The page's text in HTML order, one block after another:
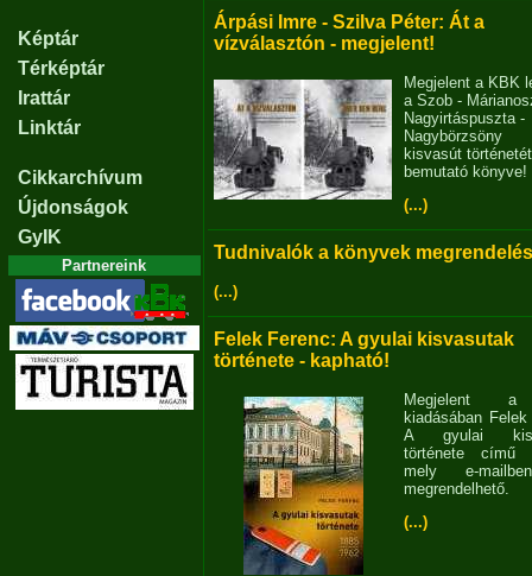
Képtár
Térképtár
Irattár
Linktár
Cikkarchívum
Újdonságok
GyIK
Partnereink
Árpási Imre - Szilva Péter: Át a
vízválasztón - megjelent!
Megjelent a KBK
a Szob -
Nagyirtáspuszta -
Nagybörzsöny
kisvasút történetét
bemutató könyve!
(...)
Tudnivalók a könyvek
(...)
Felek Ferenc: A gyulai kisvasutak
története - kapható!
Megjelent
kiadásában
A gyulai
története című
mely e-
megrendelhető.
(...)